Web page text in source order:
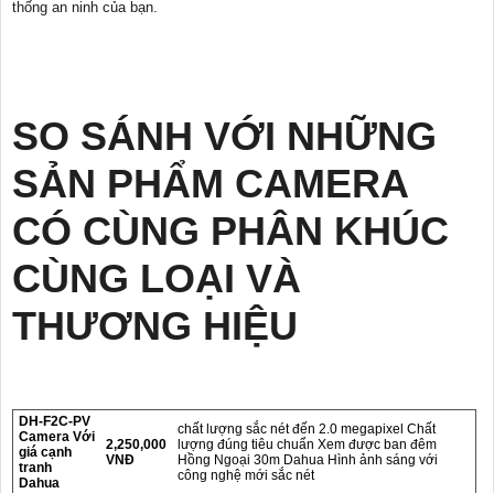
thống an ninh của bạn.
SO SÁNH VỚI NHỮNG
SẢN PHẨM CAMERA
CÓ CÙNG PHÂN KHÚC
CÙNG LOẠI VÀ
THƯƠNG HIỆU
DH-F2C-PV
Camera Với
giá cạnh
tranh
Dahua
2,250,000
VNĐ
chất lượng sắc nét đến 2.0 megapixel Chất
lượng đúng tiêu chuẩn Xem được ban đêm
Hồng Ngoại 30m Dahua Hình ảnh sáng với
công nghệ mới sắc nét